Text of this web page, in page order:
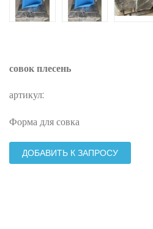
совок плесень
артикул:
Форма для совка
ДОБАВИТЬ К ЗАПРОСУ